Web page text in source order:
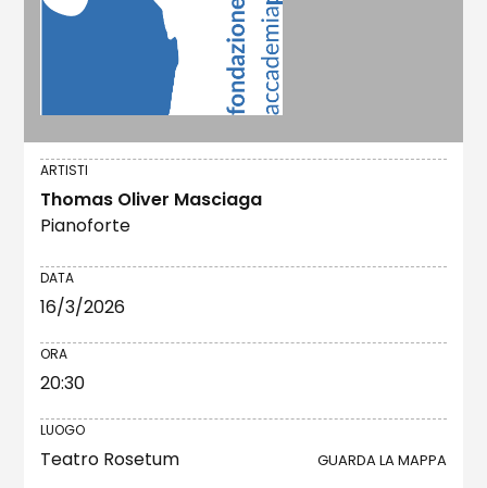
ARTISTI
Thomas Oliver Masciaga
Pianoforte
DATA
16/3/2026
ORA
20:30
LUOGO
Teatro Rosetum GUARDA LA MAPPA